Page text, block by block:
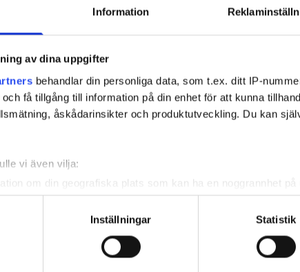
Information
av dina uppgifter
behandlar din personliga data, som t.ex. ditt IP-
få tillgång till information på din enhet för att kunna
åskådarinsikter och produktutveckling. Du kan
vi även vilja:
om din geografiska plats som kan ha en noggrannhet på
genom att aktivt skanna den för specifika kännetecken
dina personliga uppgifter behandlas och ställ in dina
när som helst från cookie-förklaringen.
Inställningar Statistik